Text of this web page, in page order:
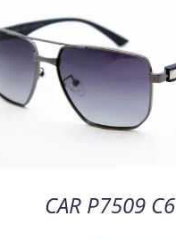
CAR P7509 C6